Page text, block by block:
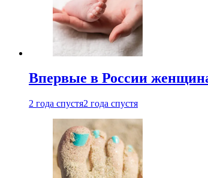
Впервые в России
2 года спустя2 года спустя